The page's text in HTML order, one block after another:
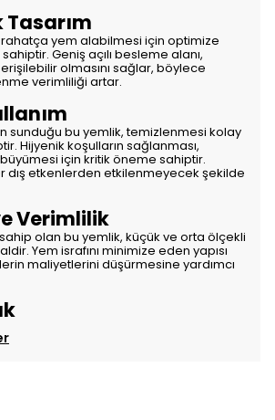
yem alabilmesi için optimize
Geniş açılı besleme alanı,
olmasını sağlar, böylece
verimliliği artar.
sunduğu bu yemlik, temizlenmesi kolay
Hijyenik koşulların sağlanması,
büyümesi için kritik öneme sahiptir.
dış etkenlerden etkilenmeyecek şekilde
Verimlilik
olan bu yemlik, küçük ve orta ölçekli
Yem israfını minimize eden yapısı
maliyetlerini düşürmesine yardımcı